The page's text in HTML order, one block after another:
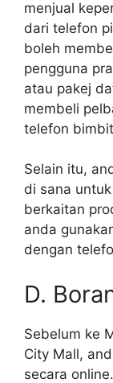
menjual
dari telefon
boleh
pengguna
atau pakej
membeli
telefon
Selain itu,
di sana
berkaitan
anda
dengan
D.
Sebelum ke
City Mall,
secara